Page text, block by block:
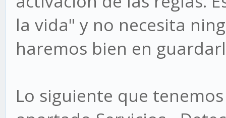
la vida" y no necesita
haremos bien en
Lo siguiente que